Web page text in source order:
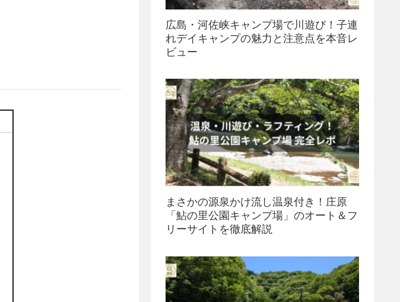
広島・河佐峡キャンプ場で川遊び！子連
れデイキャンプの魅力と注意点を本音レ
ビュー
まさかの源泉かけ流し温泉付き！庄原
「鮎の里公園キャンプ場」のオート＆フ
リーサイトを徹底解説